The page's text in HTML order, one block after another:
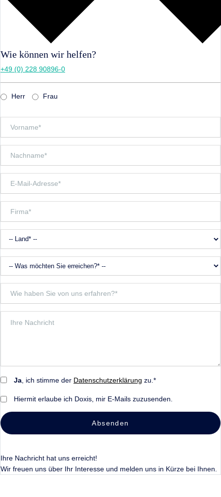
Wie können wir helfen?
+49 (0) 228 90896-0
Herr Frau
Ja , ich stimme der Datenschutzerklärung zu.*
Hiermit erlaube ich Doxis, mir E-Mails zuzusenden.
Absenden
Ihre Nachricht hat uns erreicht!
Wir freuen uns über Ihr Interesse und melden uns in Kürze bei Ihnen.